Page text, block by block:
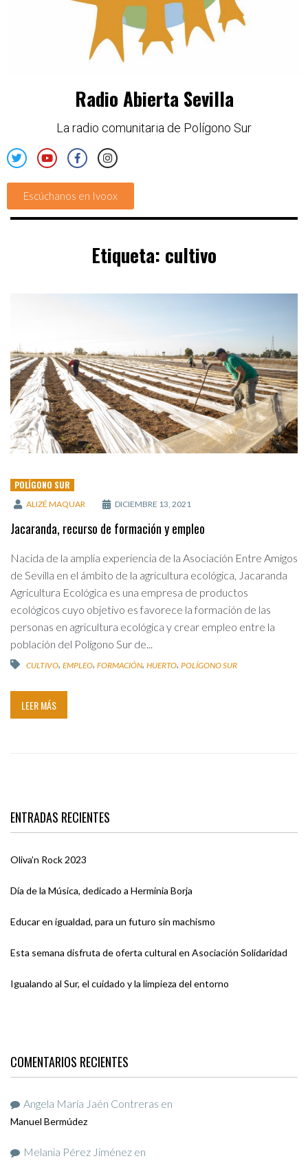
Radio Abierta Sevilla
La radio comunitaria de Polígono Sur
Escúchanos en Ivoox
Etiqueta: cultivo
POLÍGONO SUR
ALIZÉ MAQUAR DICIEMBRE 13, 2021
Jacaranda, recurso de formación y empleo
Nacida de la amplia experiencia de la Asociación Entre Amigos
de Sevilla en el ámbito de la agricultura ecológica, Jacaranda
Agricultura Ecológica es una empresa de productos
ecológicos cuyo objetivo es favorece la formación de las
personas en agricultura ecológica y crear empleo entre la
población del Polígono Sur de...
CULTIVO, EMPLEO, FORMACIÓN, HUERTO, POLÍGONO SUR
LEER MÁS
ENTRADAS RECIENTES
Oliva’n Rock 2023
Día de la Música, dedicado a Herminia Borja
Educar en igualdad, para un futuro sin machismo
Esta semana disfruta de oferta cultural en Asociación Solidaridad
Igualando al Sur, el cuidado y la limpieza del entorno
COMENTARIOS RECIENTES
Angela María Jaén Contreras en
Manuel Bermúdez
Melania Pérez Jiménez en